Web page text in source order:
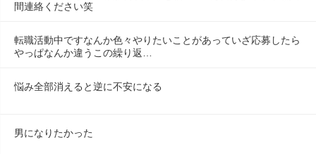
間連絡ください笑
転職活動中ですなんか色々やりたいことがあっていざ応募したら
やっぱなんか違うこの繰り返…
悩み全部消えると逆に不安になる
男になりたかった